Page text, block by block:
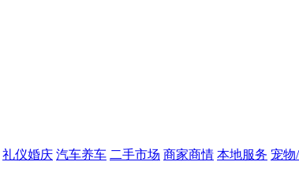
礼仪婚庆 汽车养车 二手市场 商家商情 本地服务 宠物